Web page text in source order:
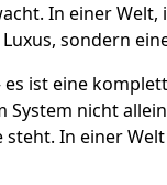
In einer
sondern
ist eine
System nicht
steht. In einer